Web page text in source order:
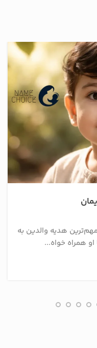
هدیه والدین به
او همراه خواه...